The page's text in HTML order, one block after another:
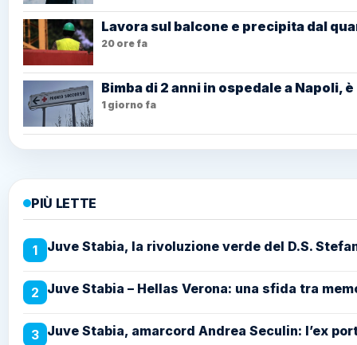
Lavora sul balcone e precipita dal
20 ore fa
Bimba di 2 anni in ospedale a Napoli,
1 giorno fa
PIÙ LETTE
1 Juve Stabia, la rivoluzione verde del D.S.
2 Juve Stabia – Hellas Verona: una sfida tra
3 Juve Stabia, amarcord Andrea Seculin: l’ex